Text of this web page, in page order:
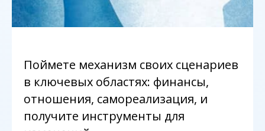
Поймете механизм своих сценариев
в ключевых областях: финансы,
отношения, самореализация, и
получите инструменты для